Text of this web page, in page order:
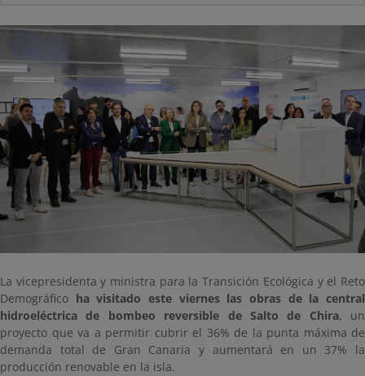
La vicepresidenta y ministra para la Transición Ecológica y el Reto
Demográfico ha visitado este viernes las obras de la central
hidroeléctrica de bombeo reversible de Salto de Chira, un
proyecto que va a permitir cubrir el 36% de la punta máxima de
demanda total de Gran Canaria y aumentará en un 37% la
producción renovable en la isla.